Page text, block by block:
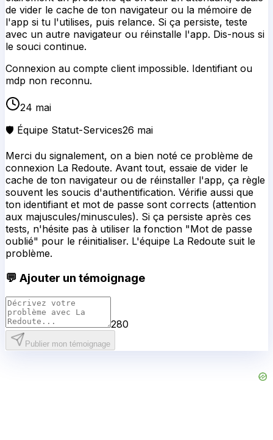
de vider le cache de ton navigateur ou la mémoire de
l'app si tu l'utilises, puis relance. Si ça persiste, teste
avec un autre navigateur ou réinstalle l'app. Dis-nous si
le souci continue.
Connexion au compte client impossible. Identifiant ou
mdp non reconnu.
24 mai
🛡️ Équipe Statut-Services26 mai
Merci du signalement, on a bien noté ce problème de
connexion La Redoute. Avant tout, essaie de vider le
cache de ton navigateur ou de réinstaller l'app, ça règle
souvent les soucis d'authentification. Vérifie aussi que
ton identifiant et mot de passe sont corrects (attention
aux majuscules/minuscules). Si ça persiste après ces
tests, n'hésite pas à utiliser la fonction "Mot de passe
oublié" pour le réinitialiser. L'équipe La Redoute suit le
problème.
💬 Ajouter un témoignage
280
Publier mon témoignage